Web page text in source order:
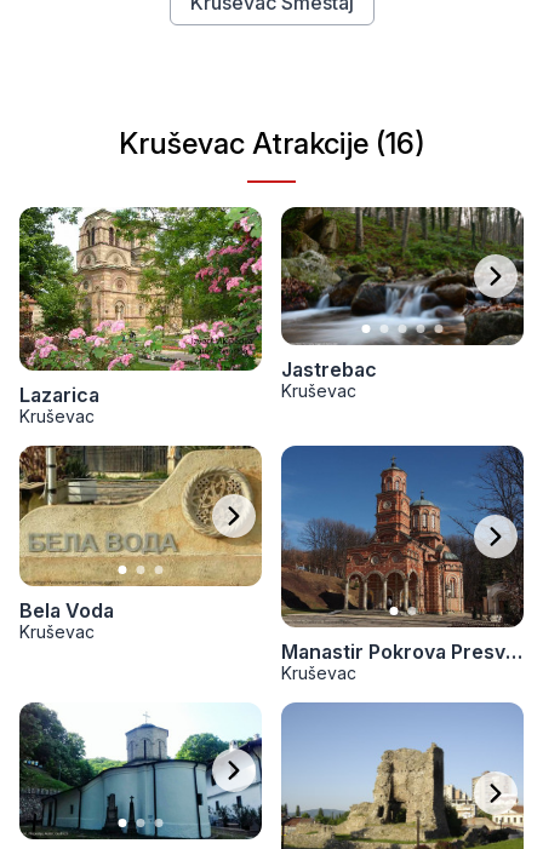
Kruševac Atrakcije (16)
Lazarica
Kruševac
Jastrebac
Kruševac
Bela Voda
Kruševac
Manastir Pokrova Presvete Bogorodice
Kruševac